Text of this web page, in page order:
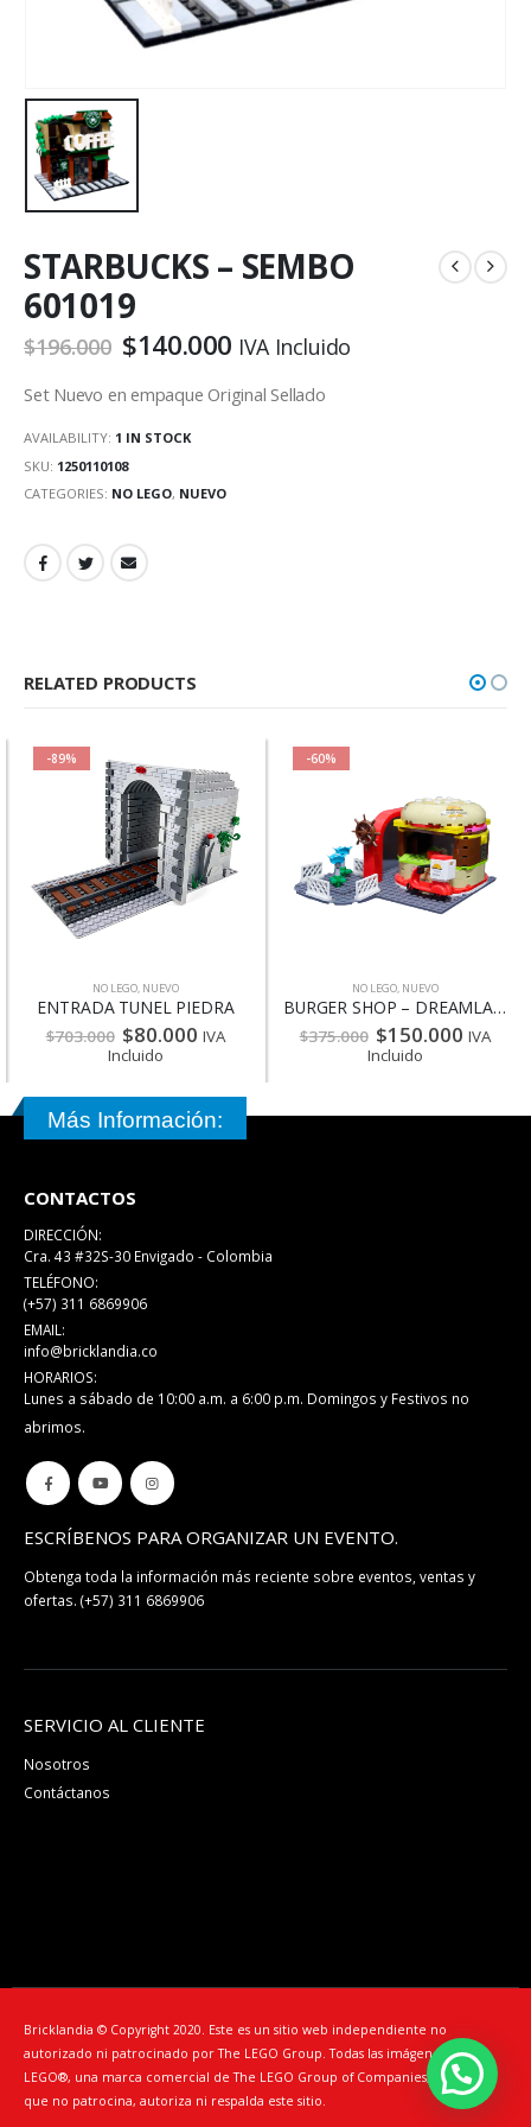
STARBUCKS – SEMBO
601019
$196.000 $140.000 IVA Incluido
Set Nuevo en empaque Original Sellado
AVAILABILITY: 1 IN STOCK
SKU: 1250110108
CATEGORIES: NO LEGO, NUEVO
RELATED PRODUCTS
-89%
NO LEGO, NUEVO
ENTRADA TUNEL PIEDRA
$703.000 $80.000 IVA
Incluido
-60%
NO LEGO, NUEVO
BURGER SHOP – DREAMLAND 5068/1038
$375.000 $150.000 IVA
Incluido
Más Información:
CONTACTOS
DIRECCIÓN:
Cra. 43 #32S-30 Envigado - Colombia
TELÉFONO:
(+57) 311 6869906
EMAIL:
info@bricklandia.co
HORARIOS:
Lunes a sábado de 10:00 a.m. a 6:00 p.m. Domingos y Festivos no
abrimos.
ESCRÍBENOS PARA ORGANIZAR UN EVENTO.
Obtenga toda la información más reciente sobre eventos, ventas y
ofertas. (+57) 311 6869906
SERVICIO AL CLIENTE
Nosotros
Contáctanos
Bricklandia © Copyright 2020. Este es un sitio web independiente no
autorizado ni patrocinado por The LEGO Group. Todas las imágenes son de
LEGO®️, una marca comercial de The LEGO Group of Companies, entidad
que no patrocina, autoriza ni respalda este sitio.